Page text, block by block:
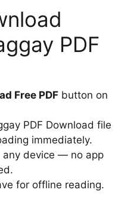
PDF
Free PDF button on
PDF Download file
immediately.
any device — no app
for offline reading.